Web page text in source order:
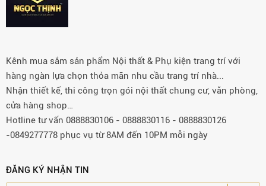
Kênh mua sắm sản phẩm Nội thất & Phụ kiện trang trí với
hàng ngàn lựa chọn thỏa mãn nhu cầu trang trí nhà...
Nhận thiết kế, thi công trọn gói nội thất chung cư, văn phòng,
cửa hàng shop…
Hotline tư vấn 0888830106 - 0888830116 - 0888830126
-0849277778 phục vụ từ 8AM đến 10PM mỗi ngày
ĐĂNG KÝ NHẬN TIN